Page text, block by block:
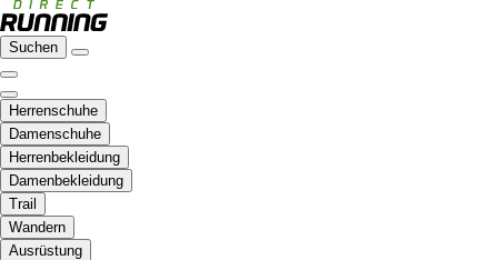
Suchen
Herrenschuhe
Damenschuhe
Herrenbekleidung
Damenbekleidung
Trail
Wandern
Ausrüstung